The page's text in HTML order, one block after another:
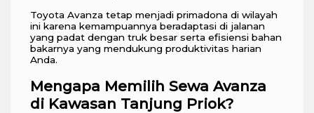
Toyota Avanza tetap menjadi primadona di wilayah
ini karena kemampuannya beradaptasi di jalanan
yang padat dengan truk besar serta efisiensi bahan
bakarnya yang mendukung produktivitas harian
Anda.
Mengapa Memilih Sewa Avanza
di Kawasan Tanjung Priok?